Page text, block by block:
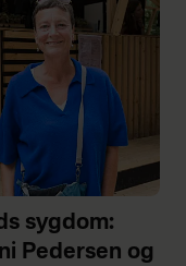
sygdom:
Pedersen og